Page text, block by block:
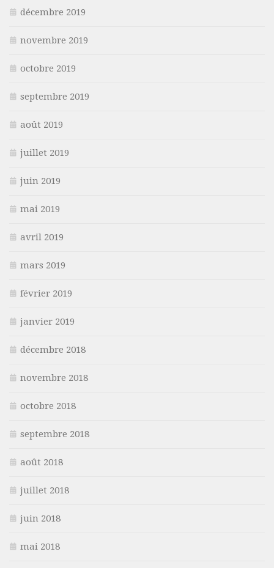
décembre 2019
novembre 2019
octobre 2019
septembre 2019
août 2019
juillet 2019
juin 2019
mai 2019
avril 2019
mars 2019
février 2019
janvier 2019
décembre 2018
novembre 2018
octobre 2018
septembre 2018
août 2018
juillet 2018
juin 2018
mai 2018